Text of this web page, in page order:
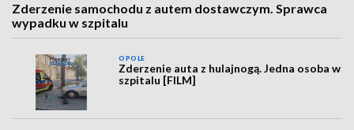
Zderzenie samochodu z autem dostawczym. Sprawca
wypadku w szpitalu
OPOLE
Zderzenie auta z hulajnogą. Jedna osoba w
szpitalu [FILM]